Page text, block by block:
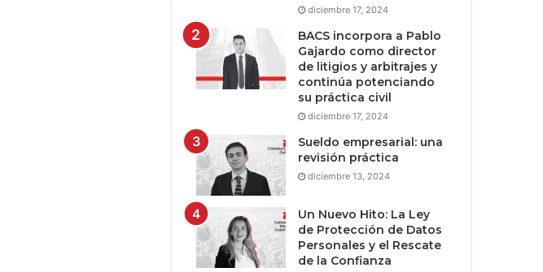
diciembre 17, 2024
BACS incorpora a Pablo
Gajardo como director
de litigios y arbitrajes y
continúa potenciando
su práctica civil
diciembre 17, 2024
Sueldo empresarial: una
revisión práctica
diciembre 13, 2024
Un Nuevo Hito: La Ley
de Protección de Datos
Personales y el Rescate
de la Confianza